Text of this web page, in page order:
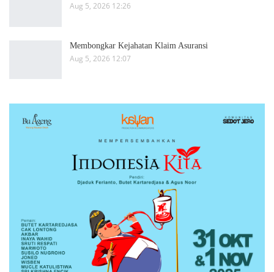
Aug 5, 2026 12:26
Membongkar Kejahatan Klaim Asuransi
Aug 5, 2026 12:07